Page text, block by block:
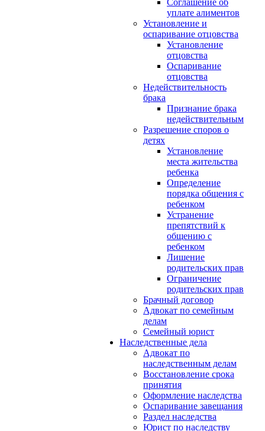
Соглашение об
уплате алиментов
Установление и
оспаривание отцовства
Установление
отцовства
Оспаривание
отцовства
Недействительность
брака
Признание брака
недействительным
Разрешение споров о
детях
Установление
места жительства
ребенка
Определение
порядка общения с
ребенком
Устранение
препятствий к
общению с
ребенком
Лишение
родительских прав
Ограничение
родительских прав
Брачный договор
Адвокат по семейным
делам
Семейный юрист
Наследственные дела
Адвокат по
наследственным делам
Восстановление срока
принятия
Оформление наследства
Оспаривание завещания
Раздел наследства
Юрист по наследству